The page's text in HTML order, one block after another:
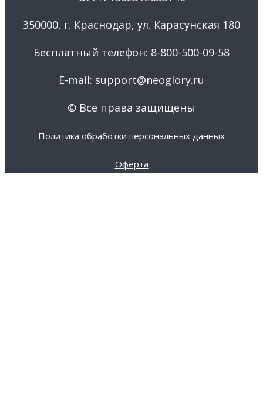
350000, г. Краснодар, ул. Карасунская 180
Бесплатный телефон: 8-800-500-09-58
E-mail: support@neoglory.ru
© Все права защищены
Политика обработки персональных данных
Оферта